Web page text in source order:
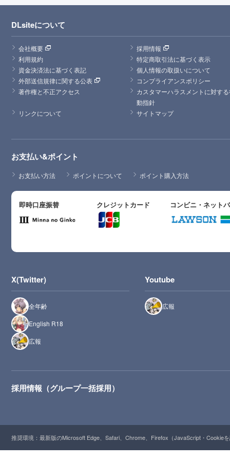
DLsiteについて
会社概要
採用情報
利用規約
特定商取引法に基づく表示
資金決済法に基づく表記
個人情報の取扱いについて
外部送信規律に関する公表
コンプライアンスポリシー
著作権と不正アクセス
カスタマーハラスメントに対す
動指針
リンクについて
サイトマップ
お支払い&ポイント
お支払い方法 ポイントについて ポイント購入方法
即時口座振替 クレジットカード コンビニ・ネット
X(Twitter)
全年齢
English R18
広報
Youtube
広報
採用情報（グループ一括採用）
推奨環境：最新版のMicrosoft Edge、Safari、Chrome、Firefox（JavaScript・Cookie